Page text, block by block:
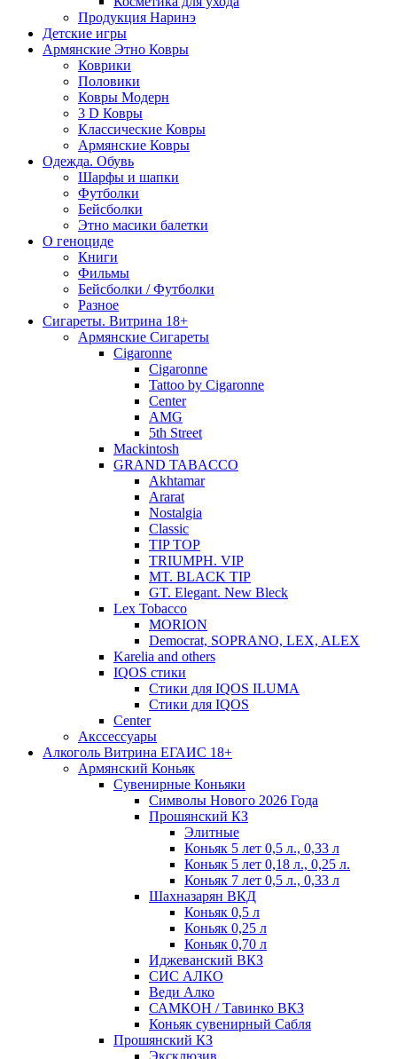
Продукция Наринэ
Детские игры
Армянские Этно Ковры
Коврики
Половики
Ковры Модерн
3 D Ковры
Классические Ковры
Армянские Ковры
Одежда. Обувь
Шарфы и шапки
Футболки
Бейсболки
Этно масики балетки
О геноциде
Книги
Фильмы
Бейсболки / Футболки
Разное
Сигареты. Витрина 18+
Армянские Сигареты
Cigaronne
Cigaronne
Tattoo by Cigaronne
Center
AMG
5th Street
Mackintosh
GRAND TABACCO
Akhtamar
Ararat
Nostalgia
Classic
TIP TOP
TRIUMPH. VIP
MT. BLACK TIP
GT. Elegant. New Bleck
Lex Tobacco
MORION
Democrat, SOPRANO, LEX, ALEX
Karelia and others
IQOS стики
Стики для IQOS ILUMA
Стики для IQOS
Сenter
Акссессуары
Алкоголь Витрина ЕГАИС 18+
Армянский Коньяк
Сувенирные Коньяки
Символы Нового 2026 Года
Прошянский КЗ
Элитные
Коньяк 5 лет 0,5 л., 0,33 л
Коньяк 5 лет 0,18 л., 0,25 л.
Коньяк 7 лет 0,5 л., 0,33 л
Шахназарян ВКД
Коньяк 0,5 л
Коньяк 0,25 л
Коньяк 0,70 л
Иджеванский ВКЗ
СИС АЛКО
Веди Алко
САМКОН / Тавинко ВКЗ
Коньяк сувенирный Сабля
Прошянский КЗ
Эксклюзив